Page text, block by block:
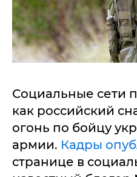
Социальные сети
как российский
огонь по бойцу
армии. Кадры
странице в